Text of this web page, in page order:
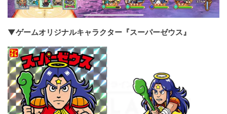
▼ゲームオリジナルキャラクター『スーパーゼウス』